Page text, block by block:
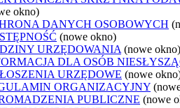
okno)
DANYCH OSOBOWYCH
(nowe okno)
URZĘDOWANIA (nowe okno)
DLA OSÓB
URZĘDOWE (nowe
ORGANIZACYJNY
PUBLICZNE (nowe